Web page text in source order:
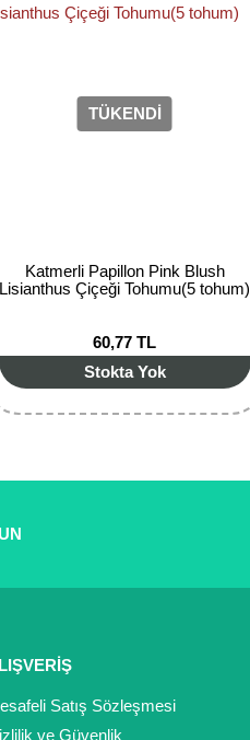
TÜKENDİ
Katmerli Papillon Pink Blush
Lisianthus Çiçeği Tohumu(5 tohum)
60,77 TL
Stokta Yok
Satış Sözleşmesi
ve Güvenlik